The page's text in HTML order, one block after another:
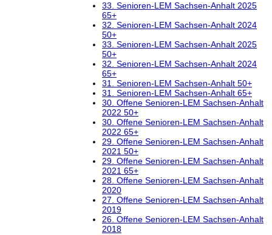
33. Senioren-LEM Sachsen-Anhalt 2025
65+
32. Senioren-LEM Sachsen-Anhalt 2024
50+
33. Senioren-LEM Sachsen-Anhalt 2025
50+
32. Senioren-LEM Sachsen-Anhalt 2024
65+
31. Senioren-LEM Sachsen-Anhalt 50+
31. Senioren-LEM Sachsen-Anhalt 65+
30. Offene Senioren-LEM Sachsen-Anhalt
2022 50+
30. Offene Senioren-LEM Sachsen-Anhalt
2022 65+
29. Offene Senioren-LEM Sachsen-Anhalt
2021 50+
29. Offene Senioren-LEM Sachsen-Anhalt
2021 65+
28. Offene Senioren-LEM Sachsen-Anhalt
2020
27. Offene Senioren-LEM Sachsen-Anhalt
2019
26. Offene Senioren-LEM Sachsen-Anhalt
2018